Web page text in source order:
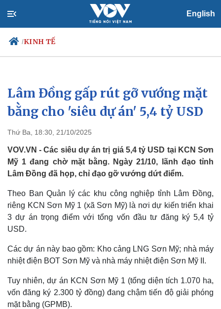
English
/KINH TẾ
Chính trị
Đảng
Tổ chức nhân sự
Nhận diện sự thật
Xã hội
Tin 24h
Dự báo thời tiết
Việc làm
Biển đảo
Lâm Đồng gấp rút gỡ vướng mặt
bằng cho 'siêu dự án' 5,4 tỷ USD
Thứ Ba, 18:30, 21/10/2025
VOV.VN - Các siêu dự án trị giá 5,4 tỷ USD tại KCN Sơn
Mỹ 1 đang chờ mặt bằng. Ngày 21/10, lãnh đạo tỉnh
Lâm Đồng đã họp, chỉ đạo gỡ vướng dứt điểm.
Theo Ban Quản lý các khu công nghiệp tỉnh Lâm Đồng,
riêng KCN Sơn Mỹ 1 (xã Sơn Mỹ) là nơi dự kiến triển khai
3 dự án trọng điểm với tổng vốn đầu tư đăng ký 5,4 tỷ
USD.
Các dự án này bao gồm: Kho cảng LNG Sơn Mỹ; nhà máy
nhiệt điện BOT Sơn Mỹ và nhà máy nhiệt điện Sơn Mỹ II.
Tuy nhiên, dự án KCN Sơn Mỹ 1 (tổng diện tích 1.070 ha,
vốn đăng ký 2.300 tỷ đồng) đang chậm tiến độ giải phóng
mặt bằng (GPMB).